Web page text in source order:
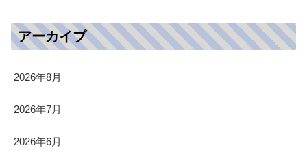
アーカイブ
2026年8月
2026年7月
2026年6月